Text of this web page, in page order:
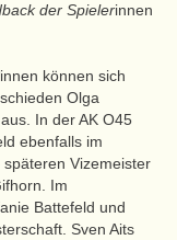
der Spielerinnen
können sich
Olga
In der AK O45
ebenfalls im
Vizemeister
Im
Battefeld und
Sven Aits